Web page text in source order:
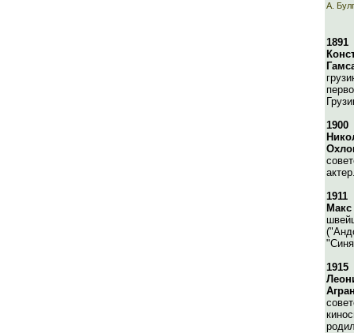
А.
1891
1900
1911
1915